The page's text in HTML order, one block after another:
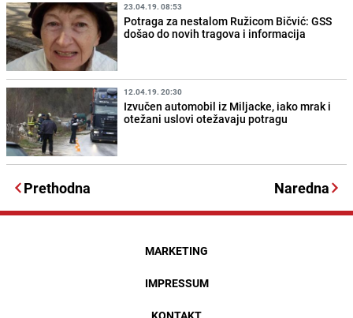
23.04.19. 08:53
Potraga za nestalom Ružicom Bičvić: GSS
došao do novih tragova i informacija
12.04.19. 20:30
Izvučen automobil iz Miljacke, iako mrak i
otežani uslovi otežavaju potragu
Prethodna Naredna
MARKETING
IMPRESSUM